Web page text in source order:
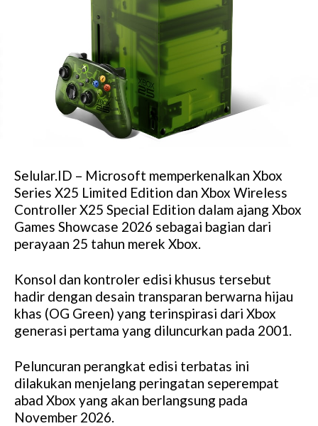
Selular.ID – Microsoft memperkenalkan Xbox
Series X25 Limited Edition dan Xbox Wireless
Controller X25 Special Edition dalam ajang Xbox
Games Showcase 2026 sebagai bagian dari
perayaan 25 tahun merek Xbox.
Konsol dan kontroler edisi khusus tersebut
hadir dengan desain transparan berwarna hijau
khas (OG Green) yang terinspirasi dari Xbox
generasi pertama yang diluncurkan pada 2001.
Peluncuran perangkat edisi terbatas ini
dilakukan menjelang peringatan seperempat
abad Xbox yang akan berlangsung pada
November 2026.